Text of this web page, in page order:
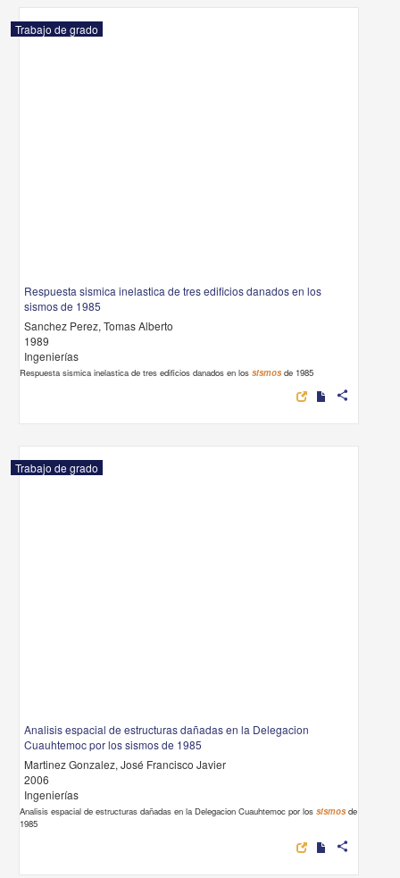
Trabajo de grado
Respuesta sismica inelastica de tres edificios danados en los
sismos de 1985
Sanchez Perez, Tomas Alberto
1989
Ingenierías
Respuesta sismica inelastica de tres edificios danados en lossismosde 1985
share
Trabajo de grado
Analisis espacial de estructuras dañadas en la Delegacion
Cuauhtemoc por los sismos de 1985
Martinez Gonzalez, José Francisco Javier
2006
Ingenierías
Analisis espacial de estructuras dañadas en la Delegacion Cuauhtemoc por lossismosde
1985
share